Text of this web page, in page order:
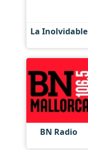
La Inolvidable
BN Radio